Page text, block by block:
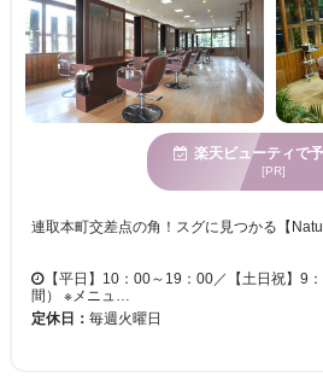
楽天ビューティで
[PR]
【平日】10：00～19：00／【土日祝】9
間） ※メニュ…
定休日： 毎週火曜日